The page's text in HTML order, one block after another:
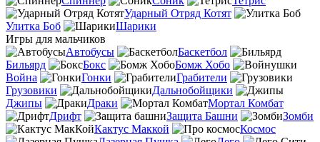
Ударный Отряд Котят
Улитка Боб
Шарики
Игры для мальчиков
Автобусы
Баскетбол
Бильярд
Бокс
Бомж Хобо
Война
Гонки
Грабители
Грузовики
Дальнобойщики
Джипы
Драки
Мортал Комбат
Дрифт
Защита Башни
Зомби
Кактус Маккой
Космос